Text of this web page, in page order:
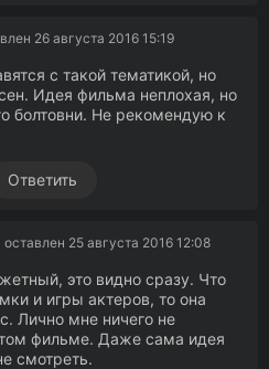
26 августа 2016 15:19
с такой тематикой, но
Идея фильма неплохая, но
болтовни. Не рекомендую к
Ответить
оставлен 25 августа 2016 12:08
это видно сразу. Что
и игры актеров, то она
Лично мне ничего не
фильме. Даже сама идея
смотреть.